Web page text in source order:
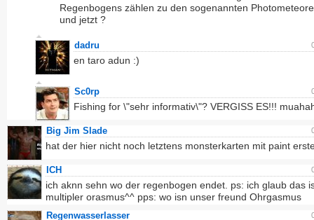
Regenbogens zählen zu den sogenannten
und jetzt ?
dadru
en taro adun :)
Sc0rp
Fishing for \"sehr informativ\"? VERGISS ES!!!
Big Jim Slade
hat der hier nicht noch letztens monsterkarten mit paint
ICH
ich aknn sehn wo der regenbogen endet. ps: ich glaub das
multipler orasmus^^ pps: wo isn unser freund Ohrgasmus
Regenwasserlasser